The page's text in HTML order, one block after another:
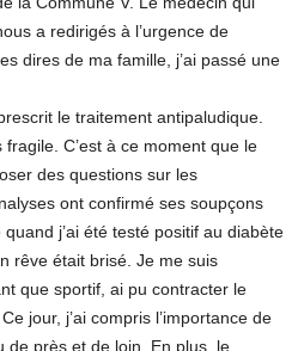
a redirigés à l’urgence de
dires de ma famille, j’ai passé une
le traitement antipaludique.
C’est à ce moment que le
des questions sur les
ont confirmé ses soupçons
j’ai été testé positif au diabète
rêve était brisé. Je me suis
que sportif, ai pu contracter le
jour, j’ai compris l’importance de
de près et de loin. En plus, le